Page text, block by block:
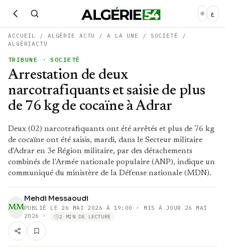
ع
ACCUEIL / ALGÉRIE ACTU /A LA UNE / SOCIETÉ
/
ALGÉRIACTU
TRIBUNE · SOCIETÉ
Arrestation de deux
narcotrafiquants et saisie de plus
de 76 kg de cocaïne à Adrar
Deux (02) narcotrafiquants ont été arrêtés et plus de 76 kg
de cocaïne ont été saisis, mardi, dans le Secteur militaire
d'Adrar en 3e Région militaire, par des détachements
combinés de l'Armée nationale populaire (ANP), indique un
communiqué du ministère de la Défense nationale (MDN).
MM
Mehdi Messaoudi
PUBLIÉ LE 26 MAI 2026 À 19:00
· MIS À JOUR 26 MAI
2026
· 2 MIN DE LECTURE